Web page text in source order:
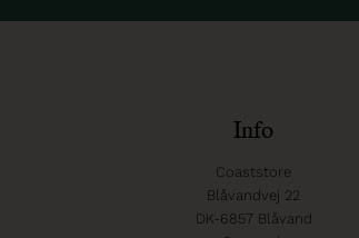
Info
Coaststore
Blåvandvej 22
DK-6857 Blåvand